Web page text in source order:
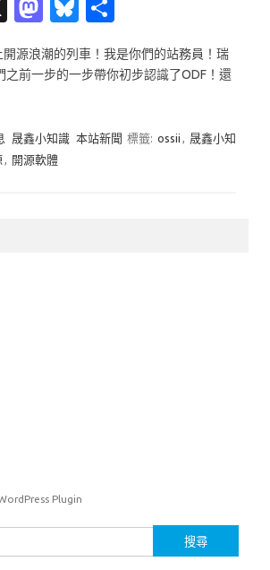
X
M
t
o
Bl
es
源浪潮的列車！我是你們的站務員！瑞
之前一步的一步帶你初步認識了ODF！還
晟鑫小知識 本站新聞 標籤: ossii , 晟鑫小知
, 開源軟體
Plugin